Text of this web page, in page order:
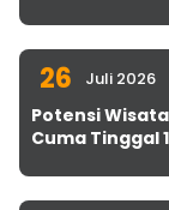
26 Juli 2026
Potensi
Cuma Tinggal